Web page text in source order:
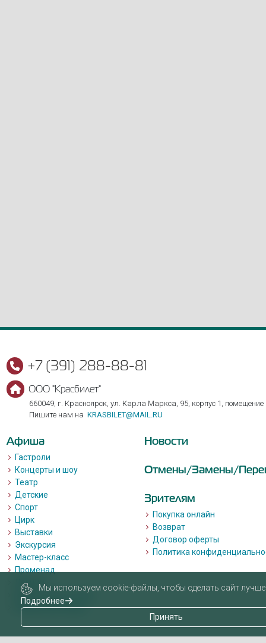
+7 (391) 288-88-81
ООО "Красбилет"
660049, г. Красноярск, ул. Карла Маркса, 95, корпус 1, помещение
Пишите нам на KRASBILET@MAIL.RU
Афиша
Гастроли
Концерты и шоу
Театр
Детские
Спорт
Цирк
Выставки
Экскурсия
Мастер-класс
Променад
Лекции
Квизы, квесты, игры.
Пушкинская карта
Новости
Отмены/Замены/
Зрителям
Покупка онлайн
Возврат
Договор оферты
Политика
Мы используем cookie-файлы, чтобы сделать сайт лучше
Подробнее
Принять